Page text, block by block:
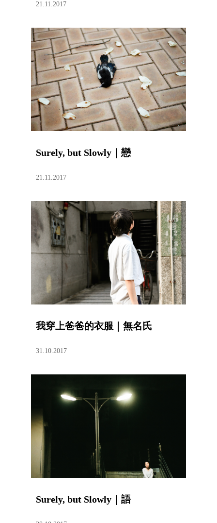
21.11.2017
Surely, but Slowly｜戀
21.11.2017
我穿上爸爸的衣服｜無名氏
31.10.2017
Surely, but Slowly｜語